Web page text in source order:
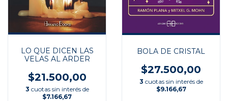
LO QUE DICEN LAS
VELAS AL ARDER
$21.500,00
3 cuotas sin interés de
$7.166,67
BOLA DE CRISTAL
$27.500,00
3 cuotas sin interés de
$9.166,67